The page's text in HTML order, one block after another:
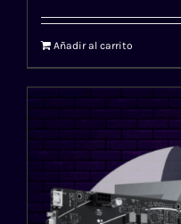
Añadir al carrito